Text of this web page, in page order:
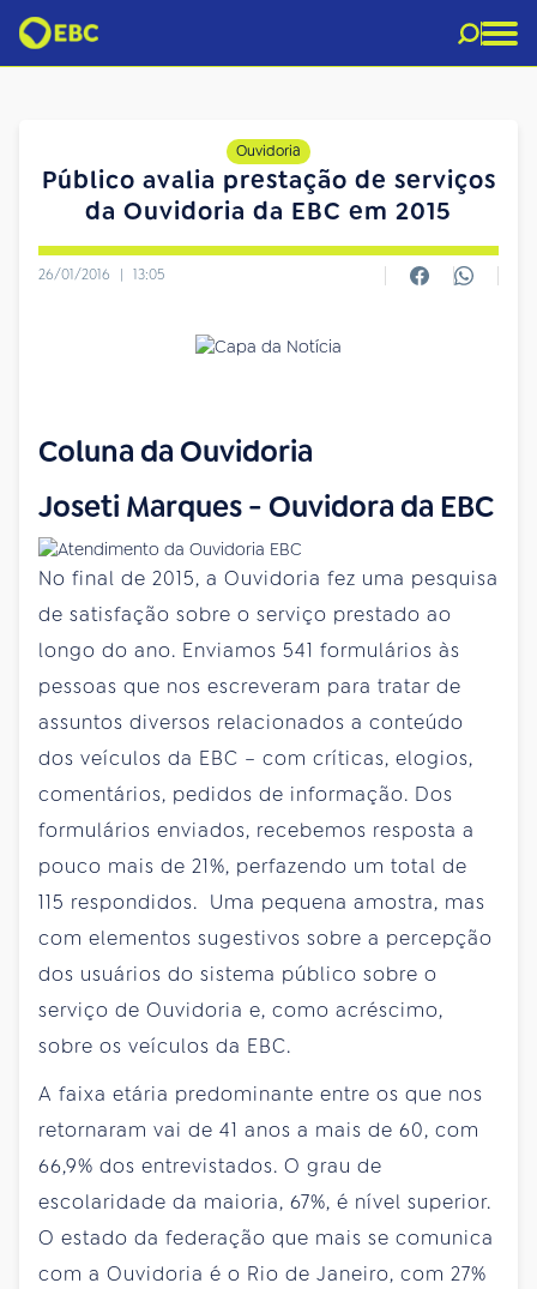
Ouvidoria
Público avalia prestação de serviços
da Ouvidoria da EBC em 2015
26/01/2016 | 13:05
Coluna da Ouvidoria
Joseti Marques - Ouvidora da EBC
No final de 2015, a Ouvidoria fez uma pesquisa
de satisfação sobre o serviço prestado ao
longo do ano. Enviamos 541 formulários às
pessoas que nos escreveram para tratar de
assuntos diversos relacionados a conteúdo
dos veículos da EBC – com críticas, elogios,
comentários, pedidos de informação. Dos
formulários enviados, recebemos resposta a
pouco mais de 21%, perfazendo um total de
115 respondidos. Uma pequena amostra, mas
com elementos sugestivos sobre a percepção
dos usuários do sistema público sobre o
serviço de Ouvidoria e, como acréscimo,
sobre os veículos da EBC.
A faixa etária predominante entre os que nos
retornaram vai de 41 anos a mais de 60, com
66,9% dos entrevistados. O grau de
escolaridade da maioria, 67%, é nível superior.
O estado da federação que mais se comunica
com a Ouvidoria é o Rio de Janeiro, com 27%